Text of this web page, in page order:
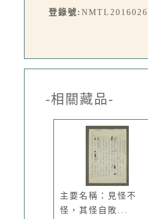
登錄號:
-相關藏品-
主要名稱：見怪不
怪，其怪自敗...